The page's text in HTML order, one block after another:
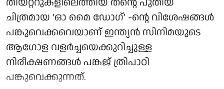
ചിത്രമായ 'ഓ മൈ ഡോഗ്' -ന്റെ വിശേഷങ്ങൾ
പങ്കുവെക്കവെയാണ് ഇന്ത്യൻ സിനിമയുടെ
ആഗോള വളർച്ചയെക്കുറിച്ചുള്ള
നിരീക്ഷണങ്ങൾ പങ്കജ് ത്രിപാഠി
പങ്കുവെക്കുന്നത്.